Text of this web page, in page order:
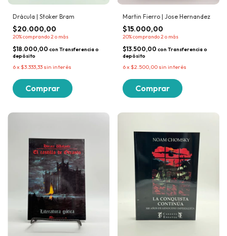
Drácula | Stoker Bram
$20.000,00
20%comprando 2 o más
$18.000,00 con Transferencia o
depósito
6x $3.333,33 sin interés
Martin Fierro | Jose Hernandez
$15.000,00
20%comprando 2 o más
$13.500,00 con Transferencia o
depósito
6x $2.500,00 sin interés